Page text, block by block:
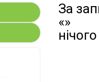
За
«»